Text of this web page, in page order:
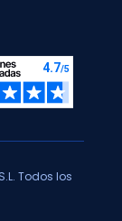
Todos los